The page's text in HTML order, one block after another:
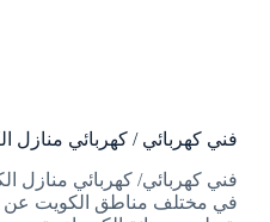
فني كهربائي / كهربائي منازل الكويت /
في مختلف مناطق الكويت عن